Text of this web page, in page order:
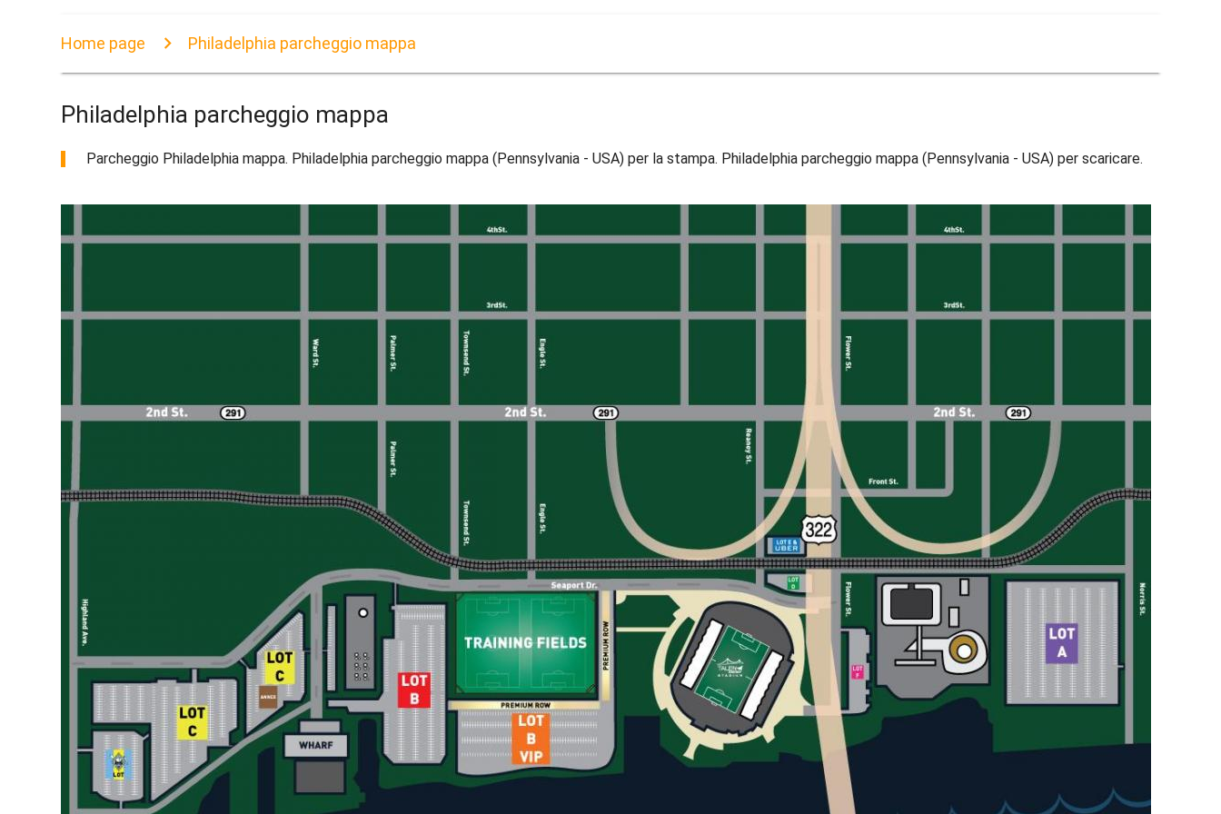
Home page Philadelphia parcheggio mappa
Philadelphia parcheggio mappa
Parcheggio Philadelphia mappa. Philadelphia parcheggio mappa (Pennsylvania - USA) per la stampa. Philadelphia parcheggio mappa (Pennsylvania - USA) per scaricare.